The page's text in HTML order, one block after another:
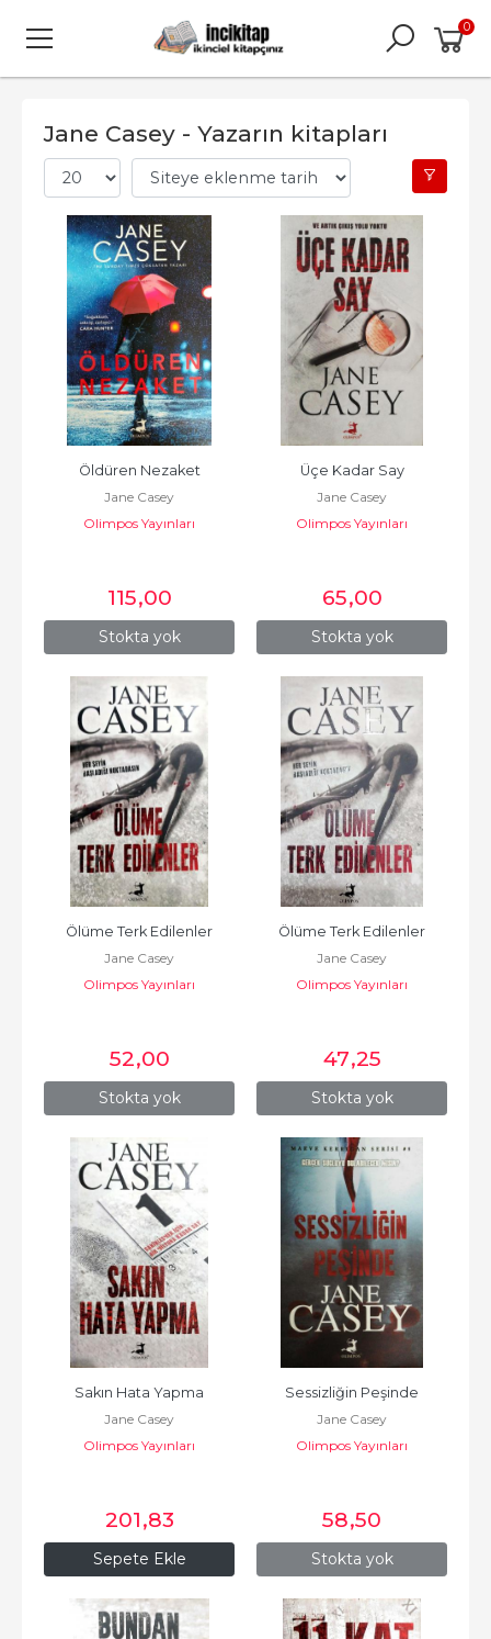
0
Jane Casey - Yazarın kitapları
Stokta yok
Öldüren Nezaket
Jane Casey
Olimpos Yayınları
115,00
Stokta yok
Üçe Kadar Say
Jane Casey
Olimpos Yayınları
65,00
Stokta yok
Ölüme Terk Edilenler
Jane Casey
Olimpos Yayınları
52,00
Stokta yok
Ölüme Terk Edilenler
Jane Casey
Olimpos Yayınları
47,25
Sepete Ekle
Sakın Hata Yapma
Jane Casey
Olimpos Yayınları
201,83
Stokta yok
Sessizliğin Peşinde
Jane Casey
Olimpos Yayınları
58,50